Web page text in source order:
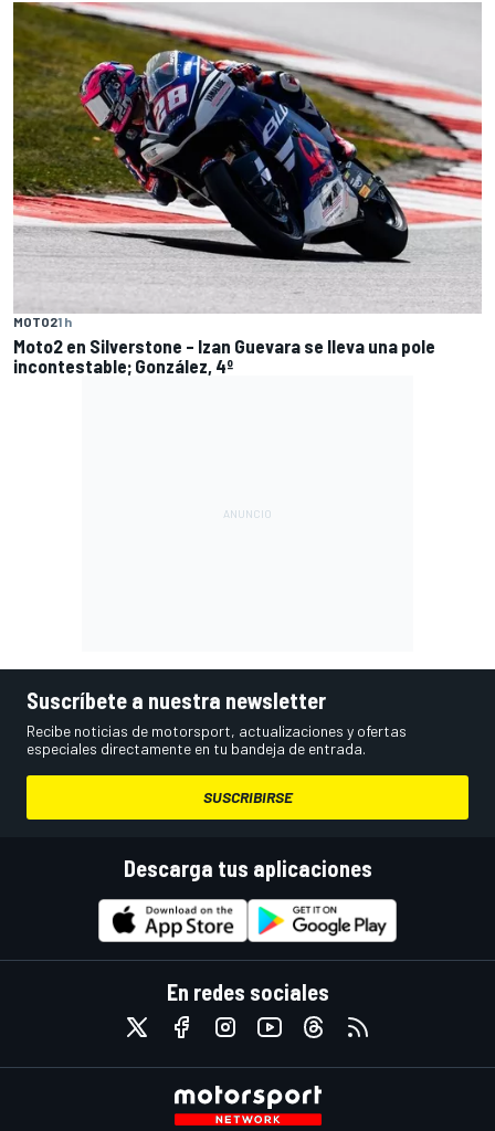
MOTO21 h
Moto2 en Silverstone – Izan Guevara se lleva una pole
incontestable; González, 4º
Suscríbete a nuestra newsletter
Recibe noticias de motorsport, actualizaciones y ofertas
especiales directamente en tu bandeja de entrada.
SUSCRIBIRSE
Descarga tus aplicaciones
En redes sociales